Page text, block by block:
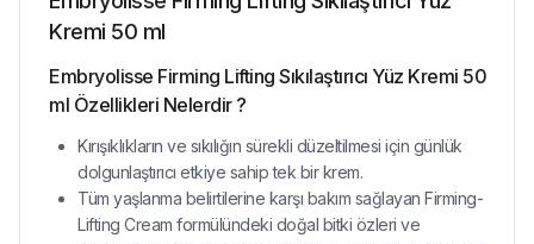
Kremi 50 ml
Embryolisse Firming Lifting Sıkılaştırıcı Yüz Kremi 50
ml Özellikleri Nelerdir ?
Kırışıklıkların ve sıkılığın sürekli düzeltilmesi için günlük
dolgunlaştırıcı etkiye sahip tek bir krem.
Tüm yaşlanma belirtilerine karşı bakım sağlayan Firming-
Lifting Cream formülündeki doğal bitki özleri ve